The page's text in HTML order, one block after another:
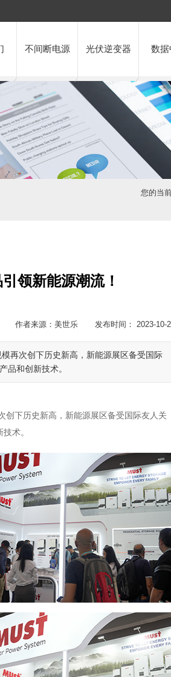
不间断电源 光伏逆变器 数
您的当
领新能源潮流！
作者来源：美世乐 发布时间： 2023-10-
再次创下历史新高，新能源展区备受国际
品和创新技术。
下历史新高，新能源展区备受国际友人关
术。